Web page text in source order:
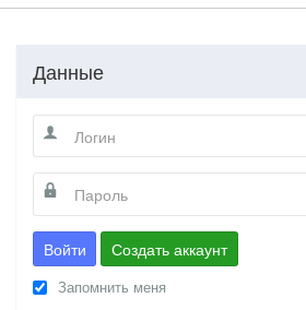
Данные
Войти Создать аккаунт
Запомнить меня